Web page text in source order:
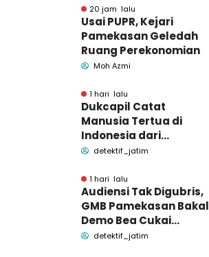
Jasa
20 jam lalu
Usai PUPR, Kejari
Pamekasan Geledah
Ruang Perekonomian
Moh Azmi
1 hari lalu
Dukcapil Catat
Manusia Tertua di
Indonesia dari
Bangkalan dan
detektif_jatim
1 hari lalu
Audiensi Tak Digubris,
GMB Pamekasan Bakal
Demo Bea Cukai
Madura
detektif_jatim